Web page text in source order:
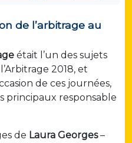
de l’arbitrage au
était l’un des sujets
2018, et
de ces journées,
principaux responsable
de Laura Georges–